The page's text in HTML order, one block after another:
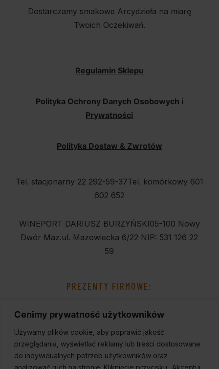
Cenimy prywatność użytkowników
Używamy plików cookie, aby poprawić jakość
przeglądania, wyświetlać reklamy lub treści dostosowane
do indywidualnych potrzeb użytkowników oraz
analizować ruch na stronie. Kliknięcie przycisku „Akceptuj
Dostarczamy smakowe Arcydzieła na miarę
Twoich Oczekiwań.
Regulamin Sklepu
Polityka Ochrony Danych Osobowych i
Prywatności
Polityka Dostaw & Zwrotów
Tel. stacjonarny 22 292-59-37Tel. komórkowy 601
602 652
WINEPORT DARIUSZ BURZYŃSKI05-100 Nowy
Dwór Maz.ul. Mazowiecka 6/22 NIP: 531 126 22
59
PREZENTY FIRMOWE: